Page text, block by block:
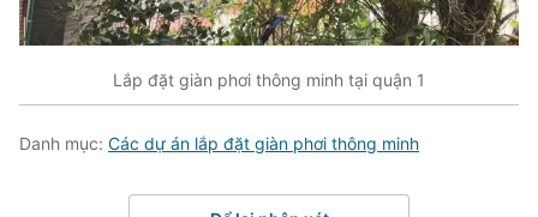
Lắp đặt giàn phơi thông minh tại quận 1
Danh mục: Các dự án lắp đặt giàn phơi thông minh